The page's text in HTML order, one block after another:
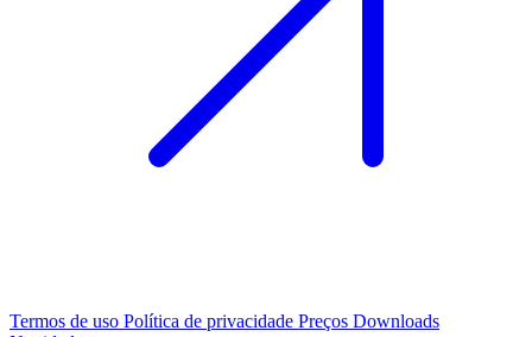
Termos de uso Política de privacidade Preços Downloads